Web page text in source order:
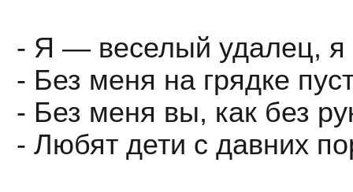
- Я — веселый удалец,
- Без меня на грядке
- Без меня вы, как без
- Любят дети с давних